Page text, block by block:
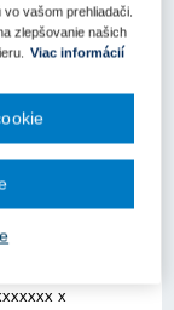
xxxxxvín
tovary bežne
xx xxxxx
xxxxxxxx
xxxxxxxx
proces je
x
vašom prehliadači.
zlepšovanie našich
Viac informácií